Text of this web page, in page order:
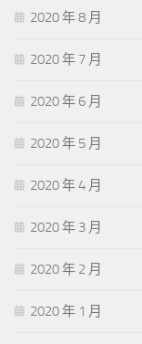
2020 年 8 月
2020 年 7 月
2020 年 6 月
2020 年 5 月
2020 年 4 月
2020 年 3 月
2020 年 2 月
2020 年 1 月